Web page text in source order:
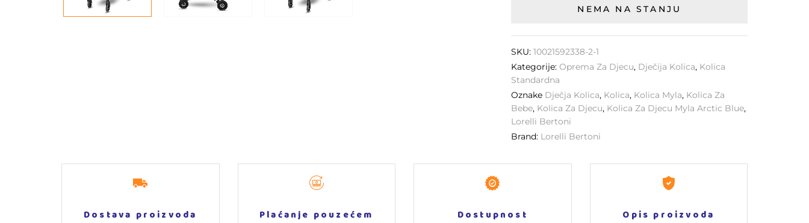
NEMA NA STANJU
SKU:10021592338-2-1
Kategorije:Oprema Za Djecu, Dječija Kolica, Kolica
Standardna
Oznake Dječja Kolica, Kolica, Kolica Myla, Kolica Za
Bebe, Kolica Za Djecu, Kolica Za Djecu Myla Arctic Blue,
Lorelli Bertoni
Brand: Lorelli Bertoni
Dostava proizvoda Plaćanje pouzećem
Dostupnost
Opis proizvoda